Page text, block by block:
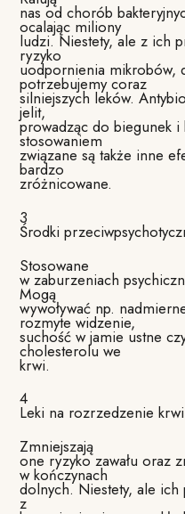
nas od chorób
ocalając miliony
ludzi. Niestety, ale z ich
ryzyko
uodpornienia mikrobów,
potrzebujemy coraz
silniejszych leków.
jelit,
prowadząc do biegunek i
stosowaniem
związane są także inne
bardzo
zróżnicowane.
3
Środki
Stosowane
w zaburzeniach
Mogą
wywoływać np.
rozmyte widzenie,
suchość w jamie ustne
cholesterolu we
krwi.
4
Leki na rozrzedzenie krwi
Zmniejszają
one ryzyko zawału oraz
w kończynach
dolnych. Niestety, ale ich
z